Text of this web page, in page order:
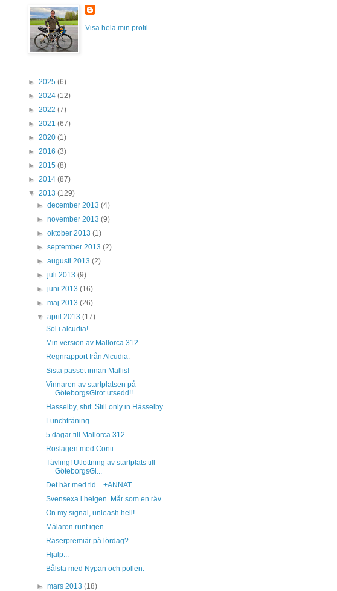
Visa hela min profil
► 2025 (6)
► 2024 (12)
► 2022 (7)
► 2021 (67)
► 2020 (1)
► 2016 (3)
► 2015 (8)
► 2014 (87)
▼ 2013 (129)
►december 2013(4)
►november 2013(9)
►oktober 2013(1)
►september 2013(2)
►augusti 2013(2)
►juli 2013(9)
►juni 2013(16)
►maj 2013(26)
▼april 2013(17)
Sol i alcudia!
Min version av Mallorca 312
Regnrapport från Alcudia.
Sista passet innan Mallis!
Vinnaren av startplatsen på
GöteborgsGirot utsedd!!
Hässelby, shit. Still only in Hässelby.
Lunchträning.
5 dagar till Mallorca 312
Roslagen med Conti.
Tävling! Utlottning av startplats till
GöteborgsGi...
Det här med tid... +ANNAT
Svensexa i helgen. Mår som en räv..
On my signal, unleash hell!
Mälaren runt igen.
Räserpremiär på lördag?
Hjälp...
Bålsta med Nypan och pollen.
►mars 2013(18)